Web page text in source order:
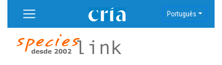
Português